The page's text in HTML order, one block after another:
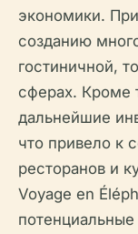
экономики.
созданию
гостиничной,
сферах. Кроме
дальнейшие
что привело к
ресторанов и
Voyage en